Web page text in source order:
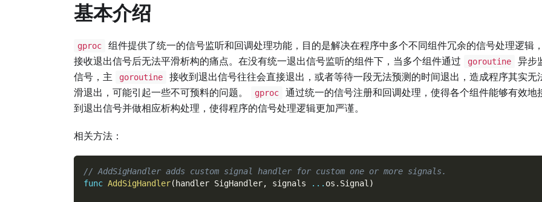
基本介绍
gproc
组件提供了统一的信号监听和回调处理功能，目的是解决在程序中多个不同组件冗余的信号处理逻辑
接收退出信号后无法平滑析构的痛点。在没有统一退出信号监听的组件下，当多个组件通过
goroutine
异步
信号，主
goroutine
接收到退出信号往往会直接退出，或者等待一段无法预测的时间退出，造成程序其实无
滑退出，可能引起一些不可预料的问题。
gproc
通过统一的信号注册和回调处理，使得各个组件能够有效地
到退出信号并做相应析构处理，使得程序的信号处理逻辑更加严谨。
相关方法：
// AddSigHandler adds custom signal handler for custom one or more signals.
func AddSigHandler( handler SigHandler, signals ... os . Signal)